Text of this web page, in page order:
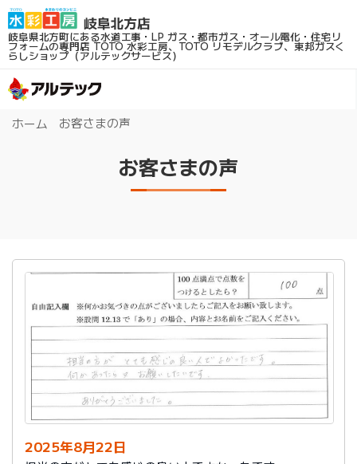
岐阜県北方町にある水道工事・LP ガス・都市ガス・オール電化・住宅リ
フォームの専門店TOTO 水彩工房、TOTO リモデルクラブ、東邦ガスく
らしショップ（アルテックサービス）
ホーム お客さまの声
お客さまの声
2025年8月22日